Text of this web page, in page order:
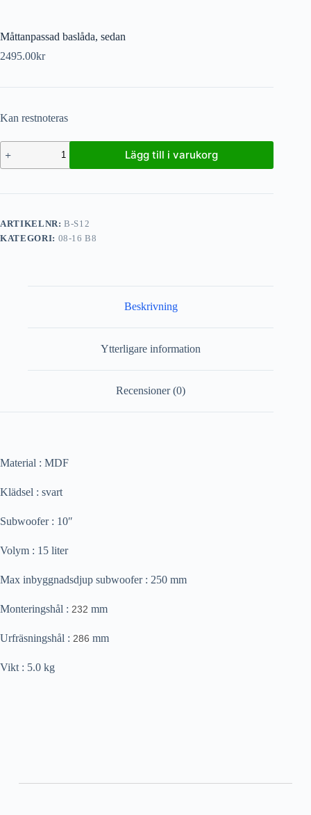
Måttanpassad baslåda, sedan
2495.00kr
Kan restnoteras
Lägg till i varukorg
ARTIKELNR:B-S12
KATEGORI: 08-16 B8
Beskrivning
Ytterligare information
Recensioner (0)
Material : MDF
Klädsel : svart
Subwoofer : 10″
Volym : 15 liter
Max inbyggnadsdjup subwoofer : 250 mm
Monteringshål : 232 mm
Urfräsningshål : 286 mm
Vikt : 5.0 kg